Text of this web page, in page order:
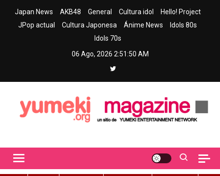
Japan News AKB48 General Cultura idol
Hello! Project
JPop actual
Cultura Japonesa Ánime News
Idols 80s
Idols 70s
06 Ago, 2026 2:51:51 AM